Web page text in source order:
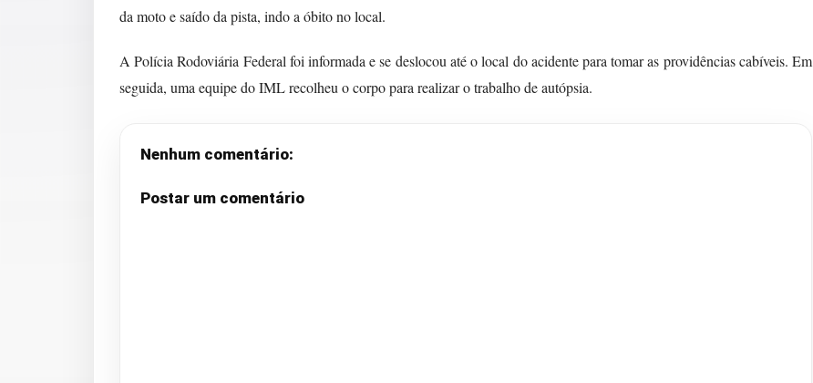
da moto e saído da pista, indo a óbito no local.
A Polícia Rodoviária Federal foi informada e se deslocou até o local do acidente para tomar as providências cabíveis. Em
seguida, uma equipe do IML recolheu o corpo para realizar o trabalho de autópsia.
Nenhum comentário:
Postar um comentário